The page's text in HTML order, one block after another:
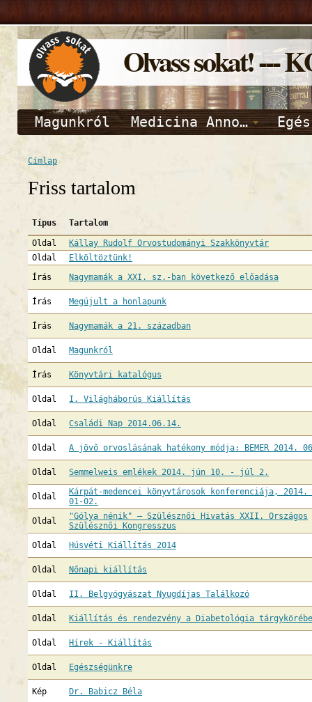
Olvass sokat! ---
Magunkról Medicina Anno…
Címlap
Friss tartalom
Típus Tartalom
Oldal
Kállay Rudolf Orvostudományi Szakkönyvtár
Oldal
Elköltöztünk!
Írás
Nagymamák a XXI. sz.-ban következő előadása
Írás Megújult a honlapunk
Írás Nagymamák a 21. században
Oldal Magunkról
Írás Könyvtári katalógus
Oldal I. Világháborús Kiállítás
Oldal Családi Nap 2014.06.14.
Oldal A jövő orvoslásának hatékony módja: BEMER 2014.
Oldal Semmelweis emlékek 2014. jún 10. - júl 2.
Oldal
Kárpát-medencei könyvtárosok konferenciája, 2014.
01-02.
Oldal
"Gólya nénik" – Szülésznői Hivatás XXII. Országos
Szülésznői Kongresszus
Oldal
Húsvéti Kiállítás 2014
Oldal Nőnapi kiállítás
Oldal II. Belgyógyászat Nyugdíjas Találkozó
Oldal Kiállítás és rendezvény a Diabetológia
Oldal Hírek - Kiállítás
Oldal Egészségünkre
Kép Dr. Babicz Béla